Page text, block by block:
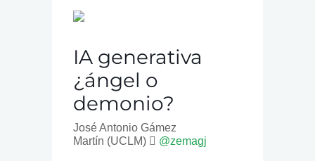
IA generativa
¿ángel o
demonio?
José Antonio Gámez
Martín (UCLM)
@zemagj